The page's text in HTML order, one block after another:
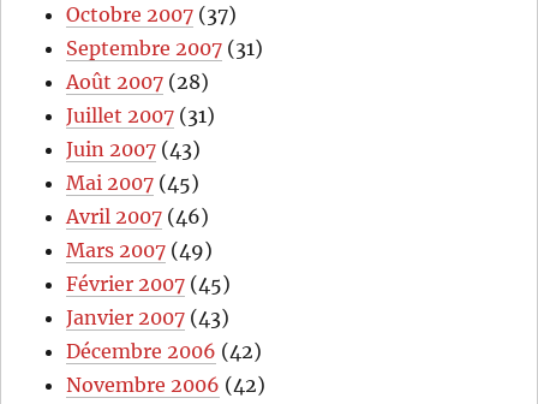
Octobre 2007 (37)
Septembre 2007 (31)
Août 2007 (28)
Juillet 2007 (31)
Juin 2007 (43)
Mai 2007 (45)
Avril 2007 (46)
Mars 2007 (49)
Février 2007 (45)
Janvier 2007 (43)
Décembre 2006 (42)
Novembre 2006 (42)